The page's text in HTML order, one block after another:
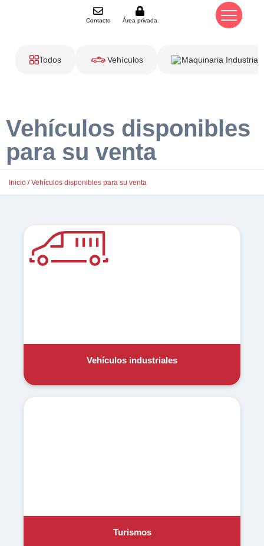
Contacto Área privada
Todos Vehículos Maquinaria Industrial
Vehículos disponibles
para su venta
Inicio / Vehículos disponibles para su venta
Vehículos industriales
Turismos